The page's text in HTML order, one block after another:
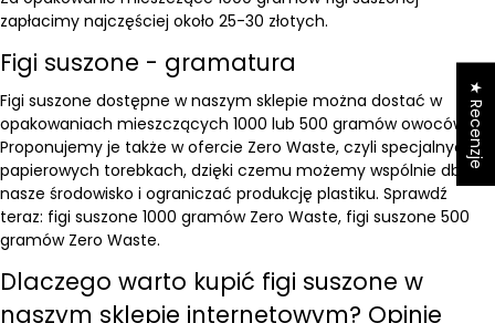
zapłacimy najczęściej około 25-30 złotych.
Figi suszone - gramatura
Figi suszone dostępne w naszym sklepie można dostać w
opakowaniach mieszczących 1000 lub 500 gramów owoców.
Proponujemy je także w ofercie Zero Waste, czyli specjalnych
papierowych torebkach, dzięki czemu możemy wspólnie dbać o
nasze środowisko i ograniczać produkcję plastiku. Sprawdź
teraz: figi suszone 1000 gramów Zero Waste, figi suszone 500
gramów Zero Waste.
Dlaczego warto kupić figi suszone w
naszym sklepie internetowym? Opinie
★ Recenzje